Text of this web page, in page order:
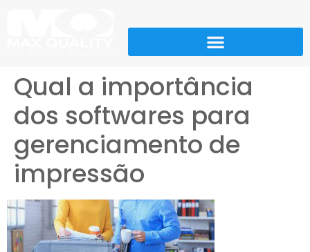
Qual a importância
dos softwares para
gerenciamento de
impressão